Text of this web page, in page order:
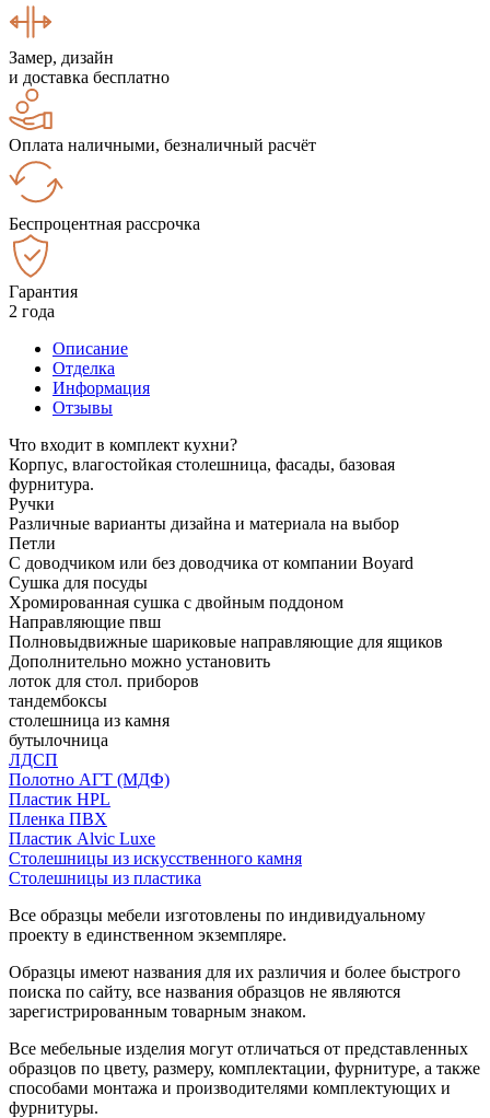
Замер, дизайн
и доставка бесплатно
Оплата наличными, безналичный расчёт
Беспроцентная рассрочка
Гарантия
2 года
Описание
Отделка
Информация
Отзывы
Что входит в комплект кухни?
Корпус, влагостойкая столешница, фасады, базовая
фурнитура.
Ручки
Различные варианты дизайна и материала на выбор
Петли
С доводчиком или без доводчика от компании Boyard
Сушка для посуды
Хромированная сушка с двойным поддоном
Направляющие пвш
Полновыдвижные шариковые направляющие для ящиков
Дополнительно можно установить
лоток для стол. приборов
тандембоксы
столешница из камня
бутылочница
ЛДСП
Полотно АГТ (МДФ)
Пластик HPL
Пленка ПВХ
Пластик Alvic Luxe
Столешницы из искусственного камня
Столешницы из пластика
Все образцы мебели изготовлены по индивидуальному
проекту в единственном экземпляре.
Образцы имеют названия для их различия и более быстрого
поиска по сайту, все названия образцов не являются
зарегистрированным товарным знаком.
Все мебельные изделия могут отличаться от представленных
образцов по цвету, размеру, комплектации, фурнитуре, а также
способами монтажа и производителями комплектующих и
фурнитуры.